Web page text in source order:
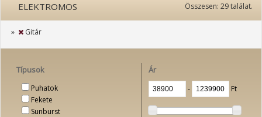
Összesen: 29találat.
ELEKTROMOS
» Gitár
Típusok
Puhatok
Fekete
Sunburst
Ár
‐ Ft